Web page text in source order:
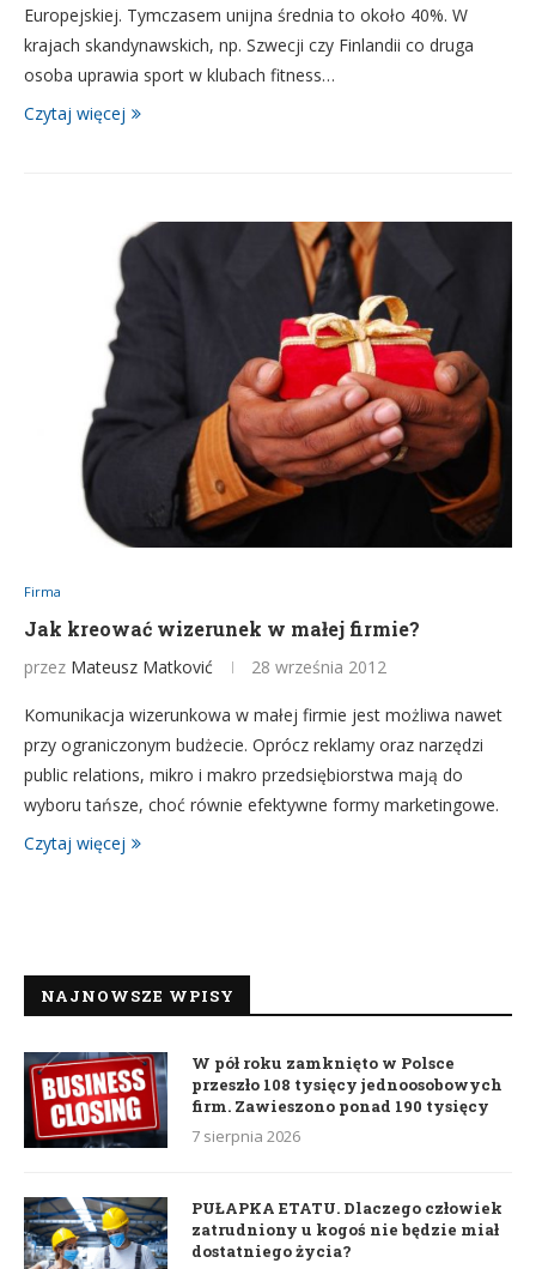
Europejskiej. Tymczasem unijna średnia to około 40%. W
krajach skandynawskich, np. Szwecji czy Finlandii co druga
osoba uprawia sport w klubach fitness…
Czytaj więcej
Firma
Jak kreować wizerunek w małej firmie?
przez Mateusz Matković 28 września 2012
Komunikacja wizerunkowa w małej firmie jest możliwa nawet
przy ograniczonym budżecie. Oprócz reklamy oraz narzędzi
public relations, mikro i makro przedsiębiorstwa mają do
wyboru tańsze, choć równie efektywne formy marketingowe.
Czytaj więcej
NAJNOWSZE WPISY
W pół roku zamknięto w Polsce
przeszło 108 tysięcy jednoosobowych
firm. Zawieszono ponad 190 tysięcy
7 sierpnia 2026
PUŁAPKA ETATU. Dlaczego człowiek
zatrudniony u kogoś nie będzie miał
dostatniego życia?